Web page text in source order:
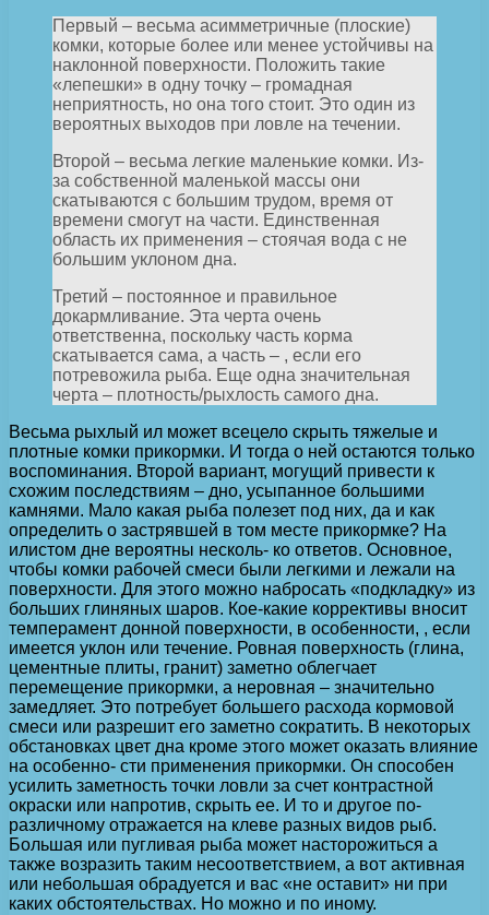
Первый – весьма асимметричные (плоские)
комки, которые более или менее устойчивы на
наклонной поверхности. Положить такие
«лепешки» в одну точку – громадная
неприятность, но она того стоит. Это один из
вероятных выходов при ловле на течении.
Второй – весьма легкие маленькие комки. Из-
за собственной маленькой массы они
скатываются с большим трудом, время от
времени смогут на части. Единственная
область их применения – стоячая вода с не
большим уклоном дна.
Третий – постоянное и правильное
докармливание. Эта черта очень
ответственна, поскольку часть корма
скатывается сама, а часть – , если его
потревожила рыба. Еще одна значительная
черта – плотность/рыхлость самого дна.
Весьма рыхлый ил может всецело скрыть тяжелые и
плотные комки прикормки. И тогда о ней остаются только
воспоминания. Второй вариант, могущий привести к
схожим последствиям – дно, усыпанное большими
камнями. Мало какая рыба полезет под них, да и как
определить о застрявшей в том месте прикормке? На
илистом дне вероятны несколь- ко ответов. Основное,
чтобы комки рабочей смеси были легкими и лежали на
поверхности. Для этого можно набросать «подкладку» из
больших глиняных шаров. Кое-какие коррективы вносит
темперамент донной поверхности, в особенности, , если
имеется уклон или течение. Ровная поверхность (глина,
цементные плиты, гранит) заметно облегчает
перемещение прикормки, а неровная – значительно
замедляет. Это потребует большего расхода кормовой
смеси или разрешит его заметно сократить. В некоторых
обстановках цвет дна кроме этого может оказать влияние
на особенно- сти применения прикормки. Он способен
усилить заметность точки ловли за счет контрастной
окраски или напротив, скрыть ее. И то и другое по-
различному отражается на клеве разных видов рыб.
Большая или пугливая рыба может насторожиться а
также возразить таким несоответствием, а вот активная
или небольшая обрадуется и вас «не оставит» ни при
каких обстоятельствах. Но можно и по иному.